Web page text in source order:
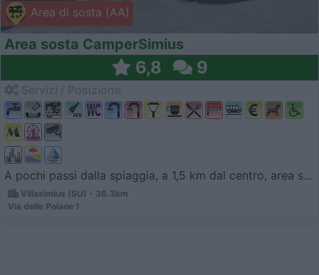
Area di sosta (AA)
Area sosta CamperSimius
6,8 9
A pochi passi dalla spiaggia, a 1,5 km dal centro, area s...
Villasimius (SU) - 36.3km
Via delle Poiane 1